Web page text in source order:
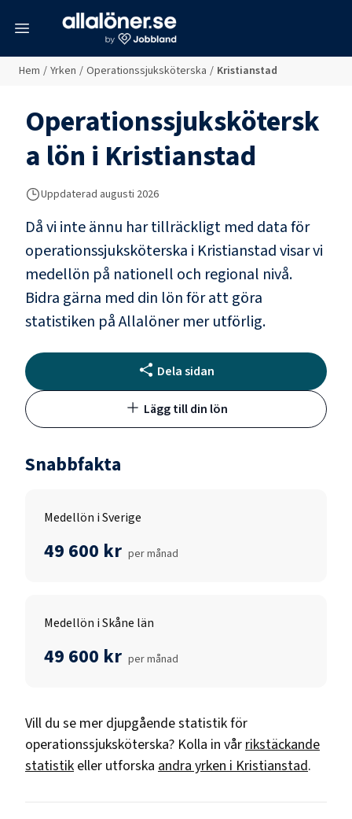
Hem / Yrken / Operationssjuksköterska / Kristianstad
Operationssjukskötersk
a lön i Kristianstad
Uppdaterad augusti 2026
Då vi inte ännu har tillräckligt med data för
operationssjuksköterska i Kristianstadvisar vi
medellön på nationell och regional nivå.
Bidra gärna med din lön för att göra
statistiken på Allalöner mer utförlig.
Dela sidan
Lägg till din lön
Snabbfakta
Medellön i Sverige
49 600 kr per månad
Medellön i Skåne län
49 600 kr per månad
Vill du se mer djupgående statistik för
operationssjuksköterska? Kolla in vår rikstäckande
statistik eller utforska andra yrken i Kristianstad.